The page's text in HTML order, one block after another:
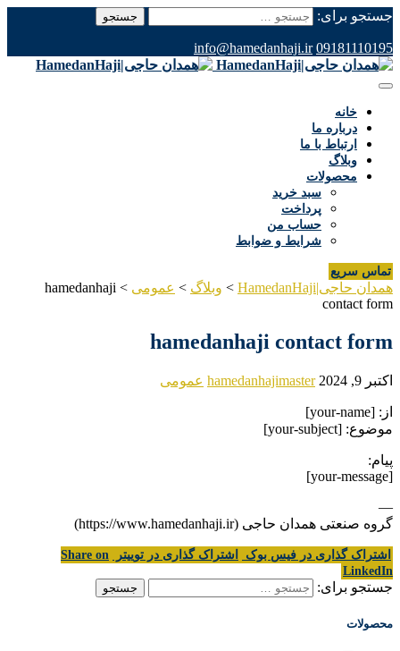
جستجو برای:
09181110195
info@hamedanhaji.ir
خانه
درباره ما
ارتباط با ما
وبلاگ
محصولات
سبد خرید
پرداخت
حساب من
شرایط و ضوابط
تماس سریع
همدان حاجی|HamedanHaji > وبلاگ > عمومی >
hamedanhaji
contact form
hamedanhaji contact form
اکتبر 9, 2024 hamedanhajimaster عمومی
از: [your-name]
موضوع: [your-subject]
پیام:
[your-message]
—
گروه صنعتی همدان حاجی (https://www.hamedanhaji.ir)
اشتراک گذاری در فیس بوک اشتراک گذاری در توییتر
Share on
LinkedIn
جستجو برای:
محصولات